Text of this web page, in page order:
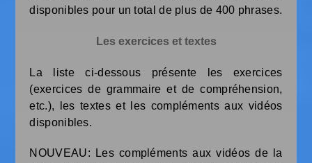
disponibles pour un total de plus de 400 phrases.
Les exercices et textes
La liste ci-dessous présente les exercices
(exercices de grammaire et de compréhension,
etc.), les textes et les compléments aux vidéos
disponibles.
NOUVEAU: Les compléments aux vidéos de la